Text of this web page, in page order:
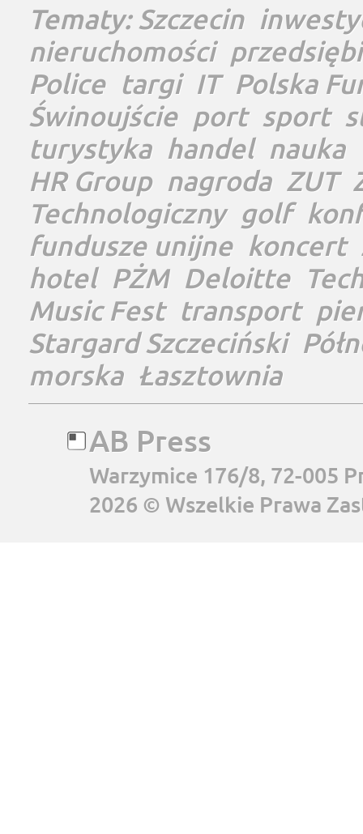
Tematy:Szczecin
nieruchomości
Police targi IT Polska
Świnoujście port sport
turystyka handel nauka
HR Group nagroda ZUT
Technologiczny golf
fundusze unijne koncert
hotel PŻM Deloitte
Music Fest transport
Stargard Szczeciński
morska Łasztownia
AB Press
Warzymice 176/8, 72-005
2026 © Wszelkie Prawa